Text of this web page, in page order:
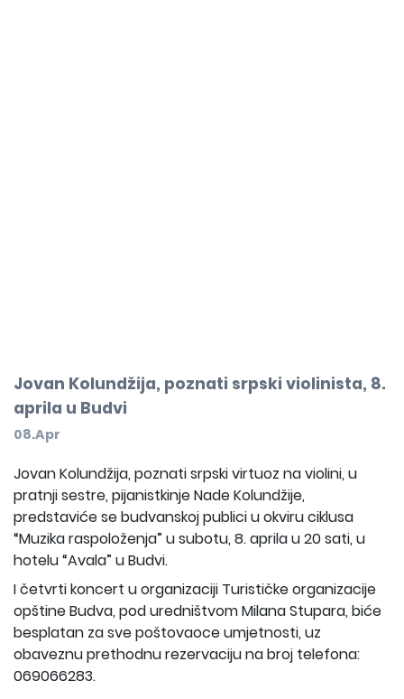
Jovan Kolundžija, poznati srpski violinista, 8.
aprila u Budvi
08.Apr
Jovan Kolundžija, poznati srpski virtuoz na violini, u
pratnji sestre, pijanistkinje Nade Kolundžije,
predstaviće se budvanskoj publici u okviru ciklusa
“Muzika raspoloženja” u subotu, 8. aprila u 20 sati, u
hotelu “Avala” u Budvi.
I četvrti koncert u organizaciji Turističke organizacije
opštine Budva, pod uredništvom Milana Stupara, biće
besplatan za sve poštovaoce umjetnosti, uz
obaveznu prethodnu rezervaciju na broj telefona:
069066283.